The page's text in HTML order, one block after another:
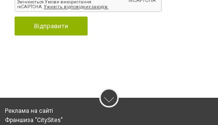
Відправити
Реклама на сайті
Франшиза "CitySites"